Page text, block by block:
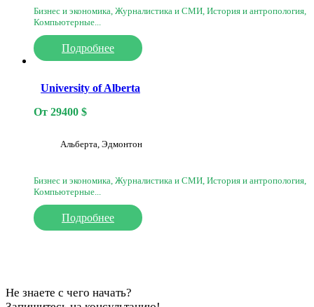
Бизнес и экономика, Журналистика и СМИ, История и антропология,
Компьютерные...
Подробнее
University of Alberta
От 29400 $
Альберта, Эдмонтон
Бизнес и экономика, Журналистика и СМИ, История и антропология,
Компьютерные...
Подробнее
Не знаете с чего начать?